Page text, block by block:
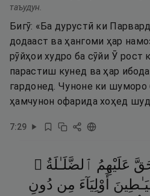
таъудун.
Бигӯ: «Ба дурустӣ ки
додааст ва ҳангоми ҳар
рӯйҳои худро ба сӯйи Ӯ рост
парастиш кунед ва ҳар
гардонед. Чуноне ки шуморо
ҳамчунон офарида хоҳед
7:29
عَلَيْهِمُ ٱلضَّلَـٰلَةُ ۗ
أَوْلِيَآءَ مِن دُونِ